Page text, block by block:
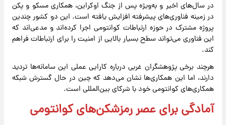
در سال‌های اخیر و به‌ویژه پس از جنگ اوکراین، همکاری مسکو و پکن
در زمینه فناوری‌های پیشرفته افزایش یافته است. این دو کشور چندین
پروژه مشترک در حوزه ارتباطات کوانتومی اجرا کرده‌اند و مدعی‌اند که
این فناوری می‌تواند سطح بسیار بالایی از امنیت را برای ارتباطات فراهم
کند.
هرچند برخی پژوهشگران غربی درباره کارایی عملی این سامانه‌ها تردید
دارند، اما این همکاری‌ها نشان می‌دهد که چین در حال گسترش شبکه
همکاری‌های کوانتومی خود با شرکای بین‌المللی است.
آمادگی برای عصر رمزشکن‌های کوانتومی